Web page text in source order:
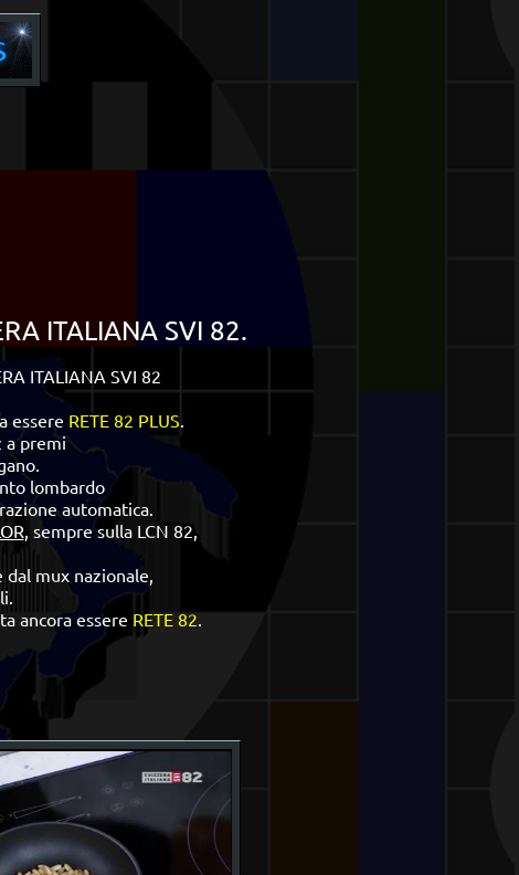
ITALIANA SVI 82.
ITALIANA SVI 82
essere RETE 82 PLUS.
a premi
lombardo
automatica.
, sempre sulla LCN 82,
mux nazionale,
ancora essere RETE 82.